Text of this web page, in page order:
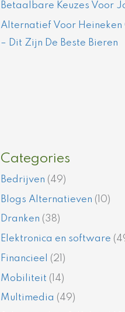
Betaalbare Keuzes Voor
Alternatief Voor Heineken
– Dit Zijn De Beste Bieren
Categories
Bedrijven (49)
Blogs Alternatieven (10)
Dranken (38)
Elektronica en software
Financieel
(21)
Mobiliteit (14)
Multimedia (49)